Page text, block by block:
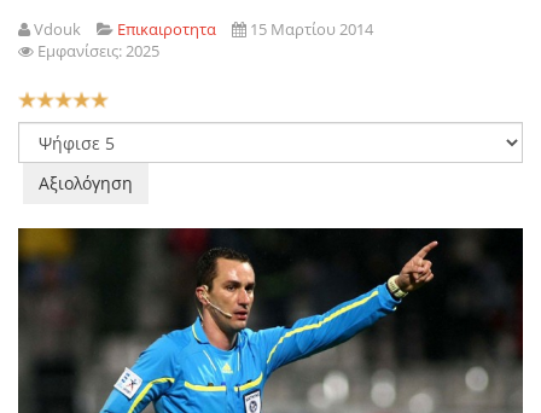
Vdouk Επικαιροτητα
15 Μαρτίου 2014
Εμφανίσεις: 2025
Αξιολόγηση
Χρήστη:5/5
Παρακαλώ
αξιολογήστε